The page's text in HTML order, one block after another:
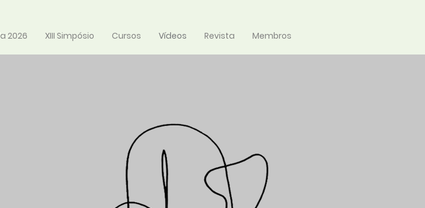
2026 XIII Simpósio Cursos Vídeos Revista Membros